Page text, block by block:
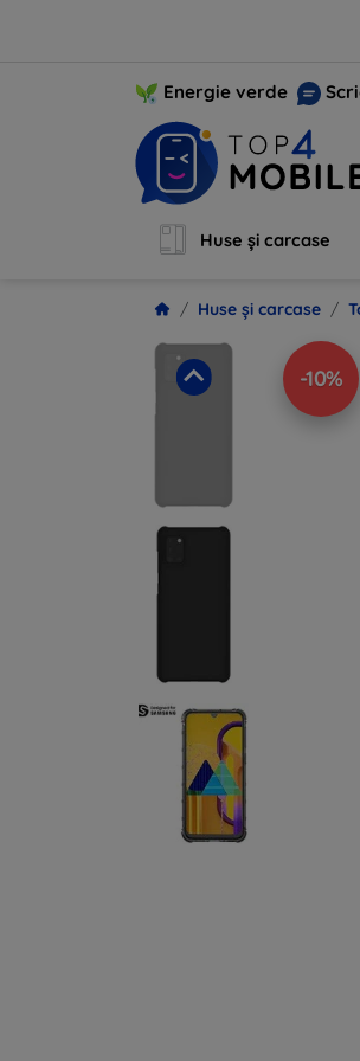
Energie verde
Huse și carcase
Huse și carcase
-10%